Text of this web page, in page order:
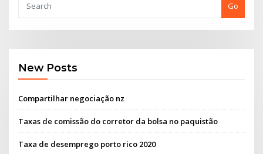
Go
New Posts
Compartilhar negociação nz
Taxas de comissão do corretor da bolsa no paquistão
Taxa de desemprego porto rico 2020